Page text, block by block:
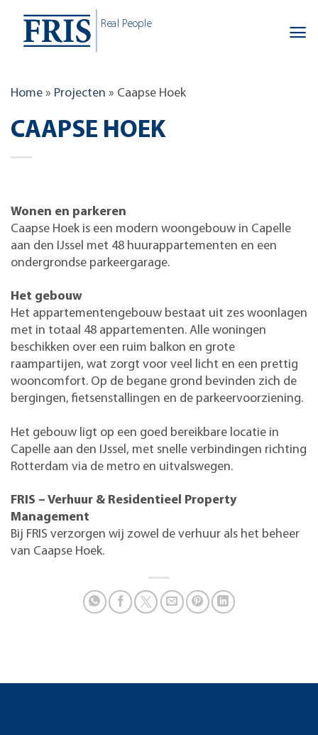
content
Real People
Home » Projecten » Caapse Hoek
CAAPSE HOEK
Wonen en parkeren
Caapse Hoek is een modern woongebouw in Capelle
aan den IJssel met 48 huurappartementen en een
ondergrondse parkeergarage.
Het gebouw
Het appartementengebouw bestaat uit zes woonlagen
met in totaal 48 appartementen. Alle woningen
beschikken over een ruim balkon en grote
raampartijen, wat zorgt voor veel licht en een prettig
wooncomfort. Op de begane grond bevinden zich de
bergingen, fietsenstallingen en de parkeervoorziening.
Het gebouw ligt op een goed bereikbare locatie in
Capelle aan den IJssel, met snelle verbindingen richting
Rotterdam via de metro en uitvalswegen.
FRIS – Verhuur & Residentieel Property
Management
Bij FRIS verzorgen wij zowel de verhuur als het beheer
van Caapse Hoek.